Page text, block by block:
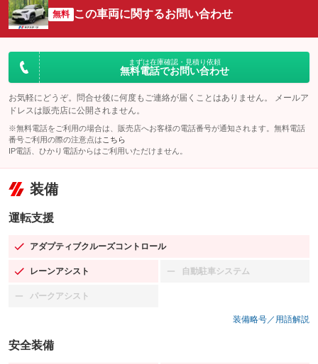
無料 この車両に関するお問い合わせ
まずは在庫確認・見積り依頼
無料電話でお問い合わせ
お気軽にどうぞ。問合せ後に何度もご連絡が届くことはありません。 メールア
ドレスは販売店に公開されません。
※無料電話をご利用の場合は、販売店へお客様の電話番号が通知されます。無料電話
番号ご利用の際の注意点は こちら
IP電話、ひかり電話からはご利用いただけません。
装備
運転支援
アダプティブクルーズコントロール
：装備あり
レーンアシスト
：装備あり 自動駐車システム
：装備なし
パークアシスト
：装備なし
装備略号／用語解説
安全装備